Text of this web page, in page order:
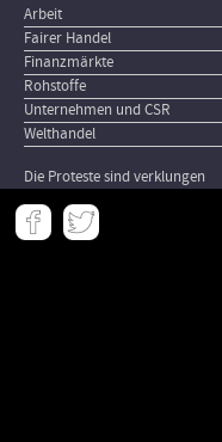
Arbeit
Fairer Handel
Finanzmärkte
Rohstoffe
Unternehmen und CSR
Welthandel
Die Proteste sind verklungen
Meta
-